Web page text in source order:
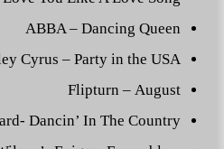
ABBA – Dancing Queen
Cyrus – Party in the USA
Flipturn – August
Dancin’ In The Country